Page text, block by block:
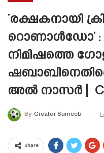
‘രക്ഷകനായി
റൊണാൾഡോ’
നിമിഷത്തെ
അൽ നാസർ |
By Creator Sumeeb
Share